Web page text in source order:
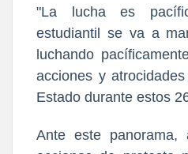
"La lucha es
estudiantil se va a
luchando
acciones y
Estado durante estos
Ante este panorama,